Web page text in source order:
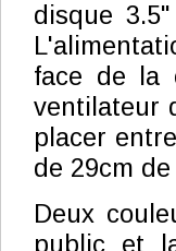
disque
face de la
ventilateur
placer
de 29cm
Deux
public et